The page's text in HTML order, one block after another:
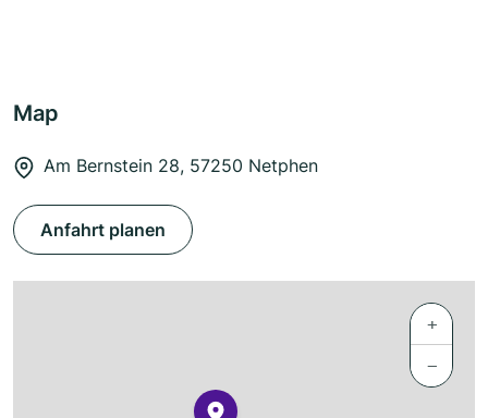
Map
Am Bernstein 28, 57250 Netphen
Anfahrt planen
+
−